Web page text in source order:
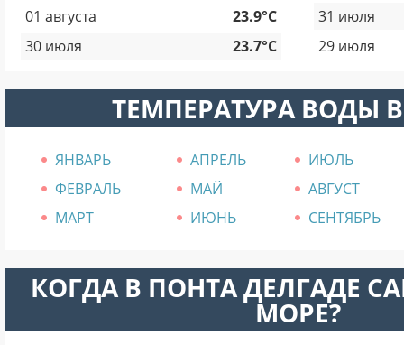
01 августа
23.9°C
31 июля
30 июля
23.7°C 29 июля
ТЕМПЕРАТУРА ВОДЫ
ЯНВАРЬ АПРЕЛЬ
ИЮЛЬ
ФЕВРАЛЬ
МАЙ
АВГУСТ
МАРТ
ИЮНЬ СЕНТЯБРЬ
КОГДА В ПОНТА ДЕЛГАДЕ
МОРЕ?